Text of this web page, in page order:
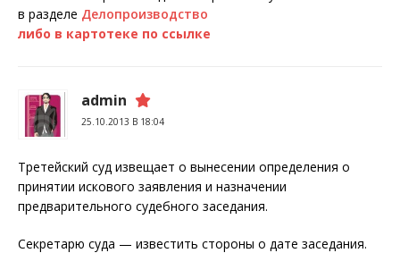
в разделе Делопроизводство
либо в картотеке по ссылке
admin
25.10.2013 В 18:04
Третейский суд извещает о вынесении определения о
принятии искового заявления и назначении
предварительного судебного заседания.
Секретарю суда — известить стороны о дате заседания.